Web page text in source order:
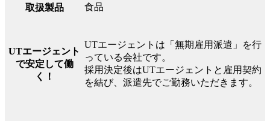
取扱製品 食品
UTエージェント
で安定して働
く！
UTエージェントは「無期雇用派遣」を行
っている会社です。
採用決定後はUTエージェントと雇用契約
を結び、派遣先でご勤務いただきます。